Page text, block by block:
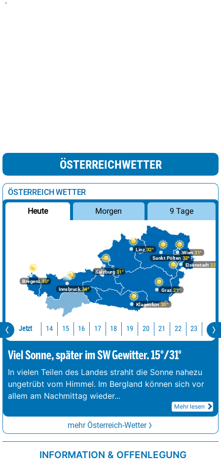
ÖSTERREICHWETTER
ÖSTERREICH WETTER
Heute Morgen 9 Tage
Bregenz30°
Graz29°
Innsbruck34°
Klagenfurt 30°
Linz32°
Salzburg31°
Wien 31°
Eisenstadt 32°
Sankt Pölten 32°
Jetzt 14 15 16 17 18 19 20 21 22 23 0
Viel Sonne, später im SW Gewitter. 15°/31°
In vielen Teilen des Landes strahlt die Sonne nahezu
ungetrübt vom Himmel. Im Bergland können sich vor
allem am Nachmittag wieder...
Mehr lesen
mehr Österreich-Wetter
INFORMATION & OFFENLEGUNG